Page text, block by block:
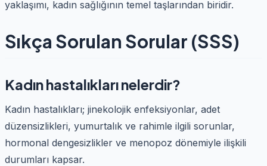
yaklaşımı, kadın sağlığının temel taşlarından biridir.
Sıkça Sorulan Sorular (SSS)
Kadın hastalıkları nelerdir?
Kadın hastalıkları; jinekolojik enfeksiyonlar, adet
düzensizlikleri, yumurtalık ve rahimle ilgili sorunlar,
hormonal dengesizlikler ve menopoz dönemiyle ilişkili
durumları kapsar.